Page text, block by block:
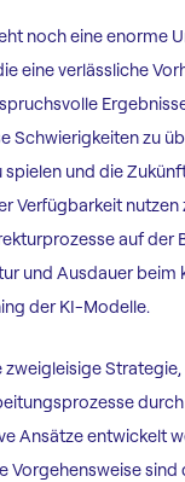
noch eine enorme
eine verlässliche
Schwierigkeiten zu
spielen und die
Verfügbarkeit nutzen
auf der
und Ausdauer beim
der KI-Modelle.
Ansätze entwickelt
Vorgehensweise sind